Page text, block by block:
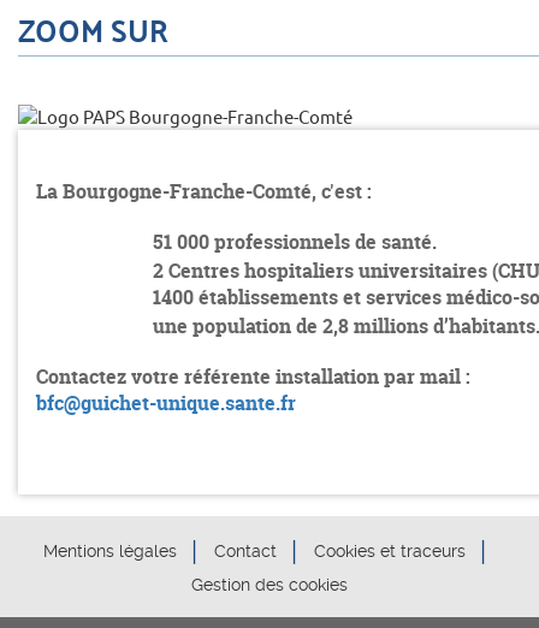
ZOOM SUR
La Bourgogne-Franche-Comté, c'est :
51 000 professionnels de santé.
2 Centres hospitaliers universitaires
1400 établissements et services médico-
une population de 2,8 millions d’habitants.
Contactez votre référente installation par mail :
bfc@guichet-unique.sante.fr
Mentions légales Contact
Cookies et traceurs
Gestion des cookies